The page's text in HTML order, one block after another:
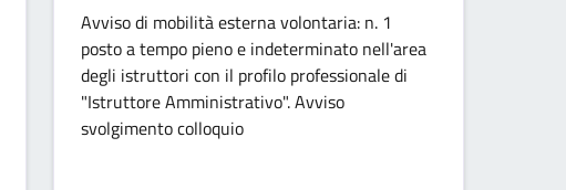
Avviso di mobilità esterna volontaria: n. 1
posto a tempo pieno e indeterminato nell'area
degli istruttori con il profilo professionale di
"Istruttore Amministrativo". Avviso
svolgimento colloquio